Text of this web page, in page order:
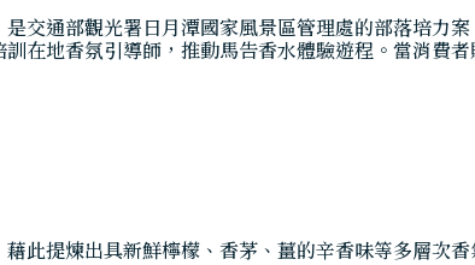
交通部觀光署日月潭國家風景區管理處的部落培力
在地香氛引導師，推動馬告香水體驗遊程。當消費
此提煉出具新鮮檸檬、香茅、薑的辛香味等多層次